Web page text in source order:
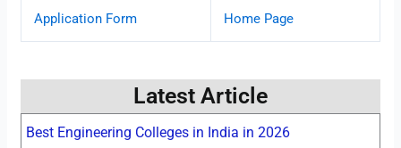
Application Form Home Page
Latest Article
Best Engineering Colleges in India in 2026